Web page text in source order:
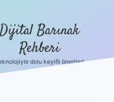
Dijital Barınak
Rehberi
dolu keyifli öneriler!